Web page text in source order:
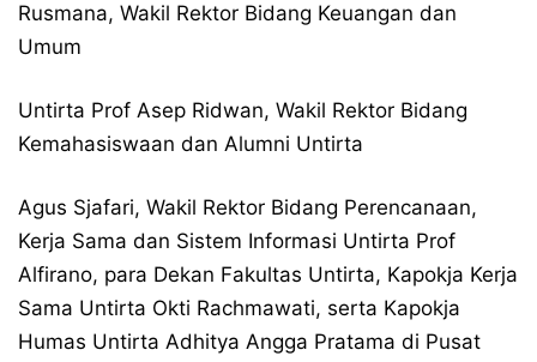
Rusmana, Wakil Rektor Bidang Keuangan dan
Umum
Untirta Prof Asep Ridwan, Wakil Rektor Bidang
Kemahasiswaan dan Alumni Untirta
Agus Sjafari, Wakil Rektor Bidang Perencanaan,
Kerja Sama dan Sistem Informasi Untirta Prof
Alfirano, para Dekan Fakultas Untirta, Kapokja Kerja
Sama Untirta Okti Rachmawati, serta Kapokja
Humas Untirta Adhitya Angga Pratama di Pusat